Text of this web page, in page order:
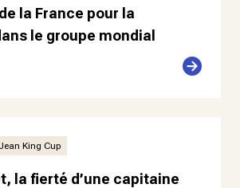
la France pour la
le groupe mondial
King Cup
la fierté d’une capitaine